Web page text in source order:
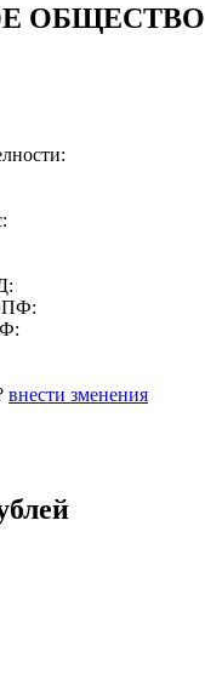
внести зменения